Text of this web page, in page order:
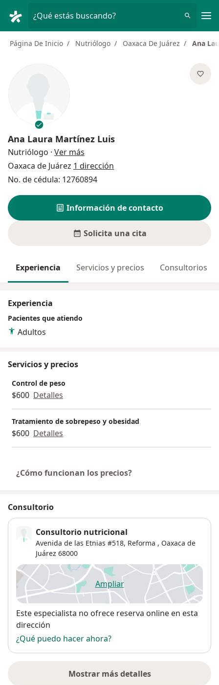
¿Qué estás buscando?
Página De Inicio Nutriólogo Oaxaca De Juárez Ana
Ana Laura Martínez Luis
Nutriólogo · Ver más
Oaxaca de Juárez 1 dirección
No. de cédula: 12760894
Información de contacto
Solicita una cita
Experiencia Servicios y precios Consultorios
Experiencia
Pacientes que atiendo
Adultos
Servicios y precios
Control de peso
$600 Detalles
Tratamiento de sobrepeso y obesidad
$600 Detalles
¿Cómo funcionan los precios?
Consultorio
Consultorio nutricional
Avenida de las Etnias #518, Reforma , Oaxaca de
Juárez 68000
Ampliarse abre en una nueva
Disponibilidad
Este especialista no ofrece reserva online en esta
dirección
¿Qué puedo hacer ahora?
Mostrar más detalles
sobre la dirección